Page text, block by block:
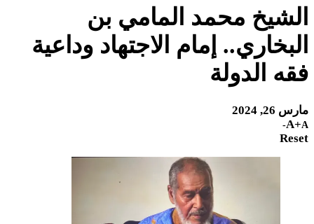
الشيخ محمد المامي بن
البخاري.. إمام الاجتهاد وداعية
فقه الدولة
مارس 26, 2024
A+A-
Reset